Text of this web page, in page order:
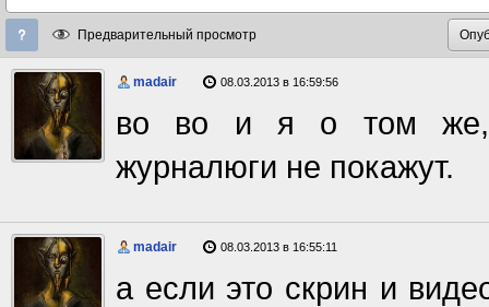
Предварительный просмотр
madair 08.03.2013 в 16:59:56
во во и я о том же,
журналюги не покажут.
madair 08.03.2013 в 16:55:11
а если это скрин и